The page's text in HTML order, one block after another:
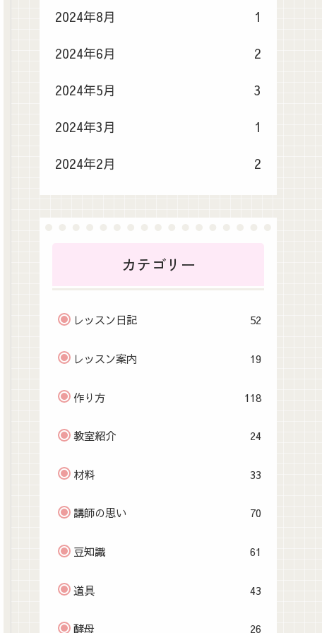
2024年8月 1
2024年6月 2
2024年5月 3
2024年3月 1
2024年2月 2
カテゴリー
レッスン日記 52
レッスン案内 19
作り方 118
教室紹介 24
材料 33
講師の思い 70
豆知識 61
道具 43
酵母 26